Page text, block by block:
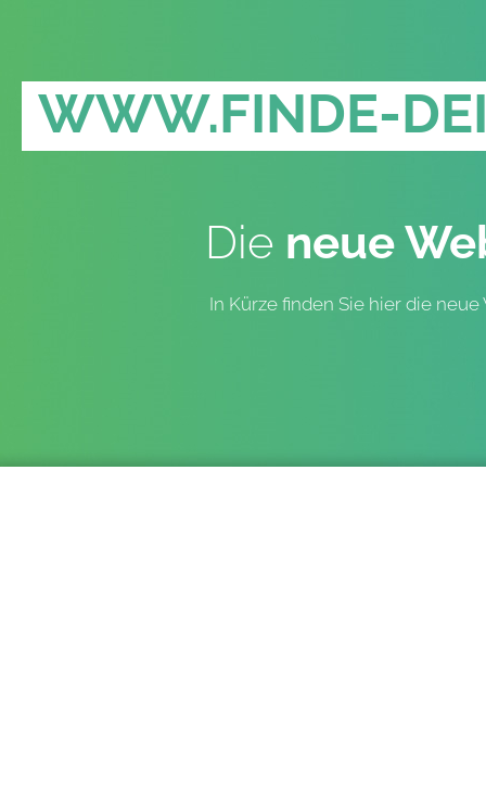
WWW.FINDE-
Die neue
In Kürze finden Sie hier die